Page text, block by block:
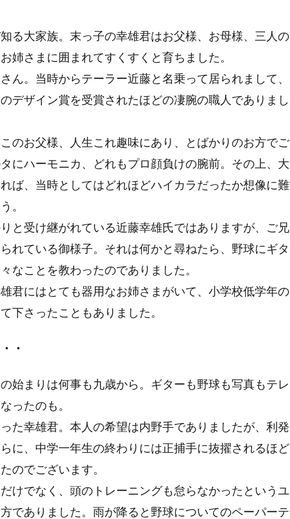
る大家族。末っ子の幸雄君はお父様、お母様、三人の
姉さまに囲まれてすくすくと育ちました。
ん。当時からテーラー近藤と名乗って居られまして、
デザイン賞を受賞されたほどの凄腕の職人でありまし
のお父様、人生これ趣味にあり、とばかりのお方でご
にハーモニカ、どれもプロ顔負けの腕前。その上、大
ば、当時としてはどれほどハイカラだったか想像に難
。
と受け継がれている近藤幸雄氏ではありますが、ご兄
れている御様子。それは何かと尋ねたら、野球にギタ
なことを教わったのでありました。
君にはとても器用なお姉さまがいて、小学校低学年の
下さったこともありました。
・
始まりは何事も九歳から。ギターも野球も写真もテレ
ったのも。
た幸雄君。本人の希望は内野手でありましたが、利発
に、中学一年生の終わりには正捕手に抜擢されるほど
のでございます。
けでなく、頭のトレーニングも怠らなかったというユ
でありました。雨が降ると野球についてのペーパーテ